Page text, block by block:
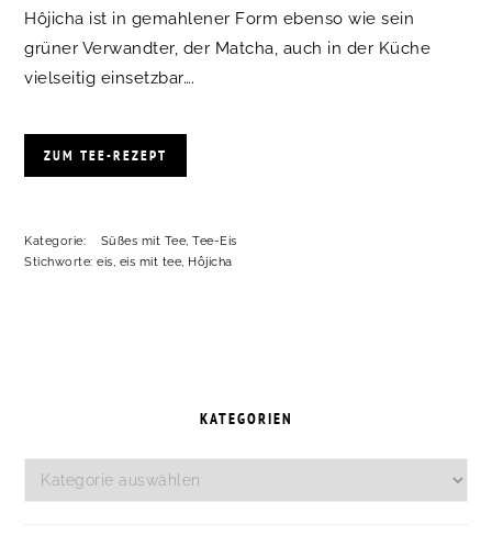
Hôjicha ist in gemahlener Form ebenso wie sein
grüner Verwandter, der Matcha, auch in der Küche
vielseitig einsetzbar….
ZUM TEE-REZEPT
Kategorie: Süßes mit Tee ,Tee-Eis
Stichworte:eis eis mit tee Hôjicha
KATEGORIEN
Kategorien